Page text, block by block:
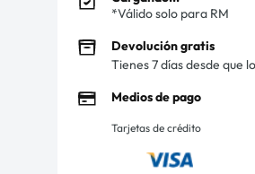
*Válido solo para RM
Devolución gratis
Tienes 7 días desde que
Medios de pago
Tarjetas de crédito